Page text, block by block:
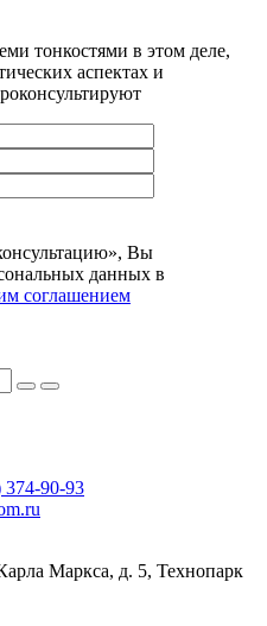
тонкостями в этом деле,
аспектах и
Вы
данных в
соглашением
374-90-93
Маркса, д. 5, Технопарк